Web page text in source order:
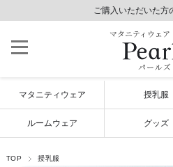
ご購入いただいた方
8,800円以上で送料無料/土日祝
ご購入いただいた方
8,800円以上で送料無料/土日祝
マタニティウェア
パールズ
マタニティウェア 授乳服
ルームウェア グッズ
TOP 授乳服